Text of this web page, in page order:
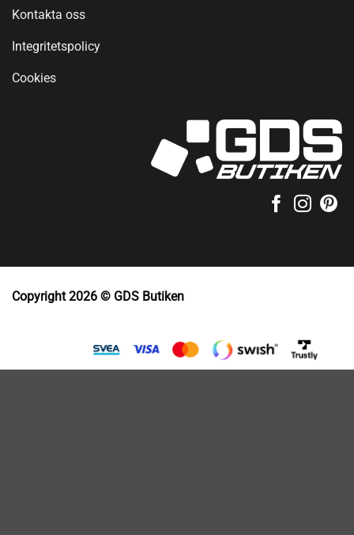
Kontakta oss
Integritetspolicy
Cookies
Copyright 2026 © GDS Butiken